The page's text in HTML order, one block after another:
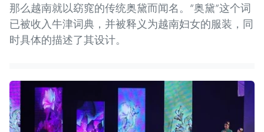
那么越南就以窈窕的传统奥黛而闻名。“奥黛”这个词
已被收入牛津词典，并被释义为越南妇女的服装，同
时具体的描述了其设计。